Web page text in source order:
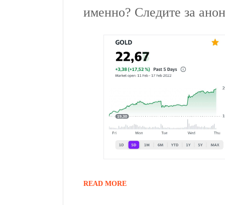
именно? Следите за
READ MORE